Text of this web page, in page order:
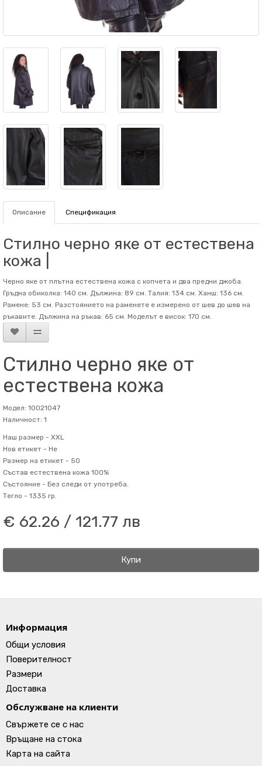
Описание Спецификация
Стилно черно яке от естествена
кожа |
Черно яке от плътна естествена кожа с копчета и два предни джоба.
Гръдна обиколка: 140 см. Дължина: 89 см. Талия: 134 см. Ханш: 136 см.
Рамене: 53 см. Разстоянието на раменете е измерено от шев до шев на
ръкавите. Дължина на ръкав: 65 см. Mоделът е висок: 170 см.
Стилно черно яке от
естествена кожа
Модел: 10021047
Наличност: 1
Наш размер - XXL
Нов етикет - Не
Размер на етикет - 50
Състав естествена кожа 100%
Състояние - Без следи от употреба.
Тегло - 1335 гр.
€ 62.26 / 121.77 лв
Купи
Информация
Общи условия
Поверителност
Размери
Доставка
Обслужване на клиенти
Свържете се с нас
Връщане на стока
Карта на сайта